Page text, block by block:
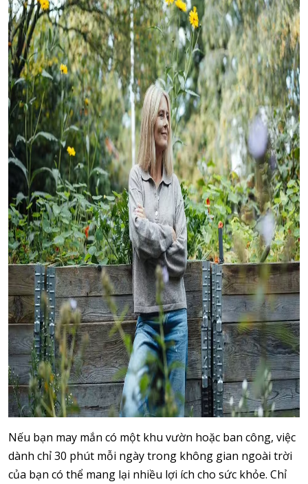
Nếu bạn may mắn có một khu vườn hoặc ban công, việc
dành chỉ 30 phút mỗi ngày trong không gian ngoài trời
của bạn có thể mang lại nhiều lợi ích cho sức khỏe. Chỉ